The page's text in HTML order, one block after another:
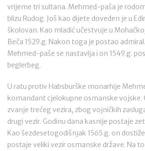
vrijeme tri sultana. Mehmed-paša je
blizu Rudog. Još kao dijete doveden je u
školovan. Kao mladić učestvuje u
Beča 1529.g. Nakon toga je postao
Mehmed-paše se nastavlja i on 1549.g.
beglerbeg.
U ratu protiv Habsburške monarhije
komandant cjelokupne osmanske vojske.
zvanje trećeg vezira, zbog vojničkih
drugi vezir. Godinu dana kasnije postaje
Kao šezdesetogodišnjak 1565.g. on
postaje veliki vezir osmanske države. Na